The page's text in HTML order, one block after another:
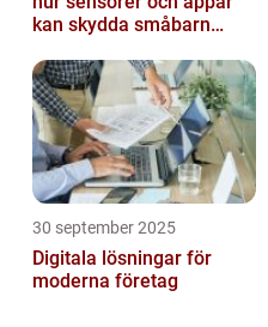
kan skydda småbarn
30 september 2025
Digitala lösningar för
moderna företag